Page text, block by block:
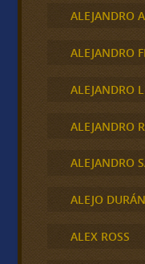
ALEJANDRO
ALEJANDRO
ALEJANDRO
ALEJANDRO
ALEJANDRO
ALEJO DURÁN
ALEX ROSS